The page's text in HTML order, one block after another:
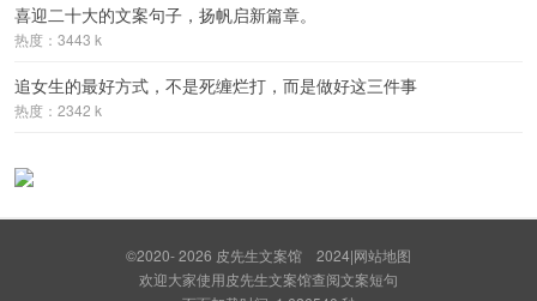
喜迎二十大的文案句子，扬帆启新篇章。
热度：3443 k
追女生的最好方式，不是死缠烂打，而是做好这三件事
热度：2342 k
©2020- 2026 皮先生文案馆 2024|网站地图
欢迎大家使用皮先生文案馆查阅文案短句